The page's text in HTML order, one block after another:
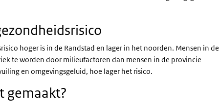
hoger is in de Randstad en lager in het noorden. Mensen in de
te worden door milieufactoren dan mensen in de provincie
en omgevingsgeluid, hoe lager het risico.
gemaakt?